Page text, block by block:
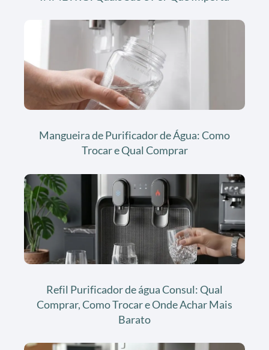
Mangueira de Purificador de Água: Como
Trocar e Qual Comprar
Refil Purificador de água Consul: Qual
Comprar, Como Trocar e Onde Achar Mais
Barato